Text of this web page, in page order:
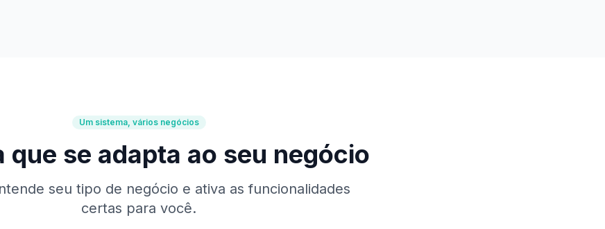
Um sistema, vários negócios
que se adapta ao seu negócio
seu tipo de negócio e ativa as funcionalidades
certas para você.